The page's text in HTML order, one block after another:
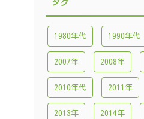
タグ
1980年代 1990年代
2007年 2008年
2010年代 2011年
2013年 2014年